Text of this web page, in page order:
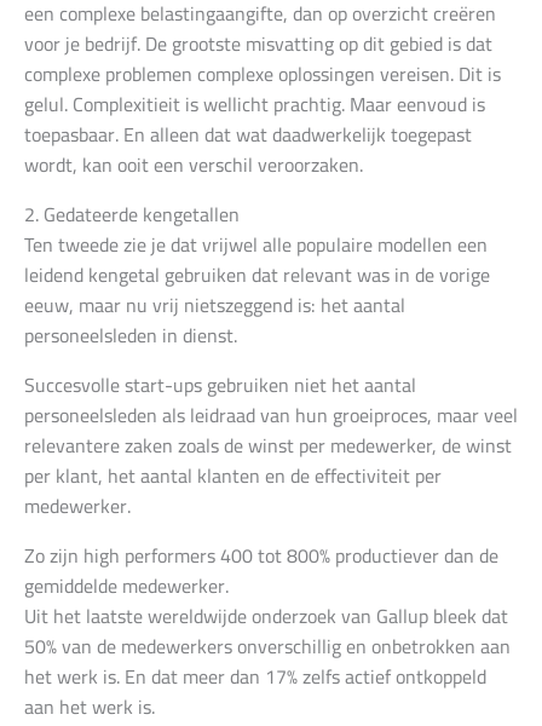
een complexe belastingaangifte, dan op overzicht creëren
voor je bedrijf. De grootste misvatting op dit gebied is dat
complexe problemen complexe oplossingen vereisen. Dit is
gelul. Complexitieit is wellicht prachtig. Maar eenvoud is
toepasbaar. En alleen dat wat daadwerkelijk toegepast
wordt, kan ooit een verschil veroorzaken.
2. Gedateerde kengetallen
Ten tweede zie je dat vrijwel alle populaire modellen een
leidend kengetal gebruiken dat relevant was in de vorige
eeuw, maar nu vrij nietszeggend is: het aantal
personeelsleden in dienst.
Succesvolle start-ups gebruiken niet het aantal
personeelsleden als leidraad van hun groeiproces, maar veel
relevantere zaken zoals de winst per medewerker, de winst
per klant, het aantal klanten en de effectiviteit per
medewerker.
Zo zijn high performers 400 tot 800% productiever dan de
gemiddelde medewerker.
Uit het laatste wereldwijde onderzoek van Gallup bleek dat
50% van de medewerkers onverschillig en onbetrokken aan
het werk is. En dat meer dan 17% zelfs actief ontkoppeld
aan het werk is.